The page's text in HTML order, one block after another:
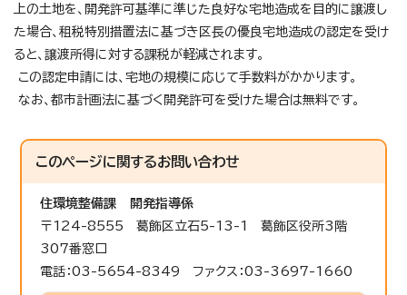
上の土地を、開発許可基準に準じた良好な宅地造成を目的に譲渡し
た場合、租税特別措置法に基づき区長の優良宅地造成の認定を受け
ると、譲渡所得に対する課税が軽減されます。
この認定申請には、宅地の規模に応じて手数料がかかります。
なお、都市計画法に基づく開発許可を受けた場合は無料です。
このページに関するお問い合わせ
住環境整備課
開発指導係
〒124-8555 葛飾区立石5-13-1 葛飾区役所3階
307番窓口
電話：03-5654-8349 ファクス：03-3697-1660